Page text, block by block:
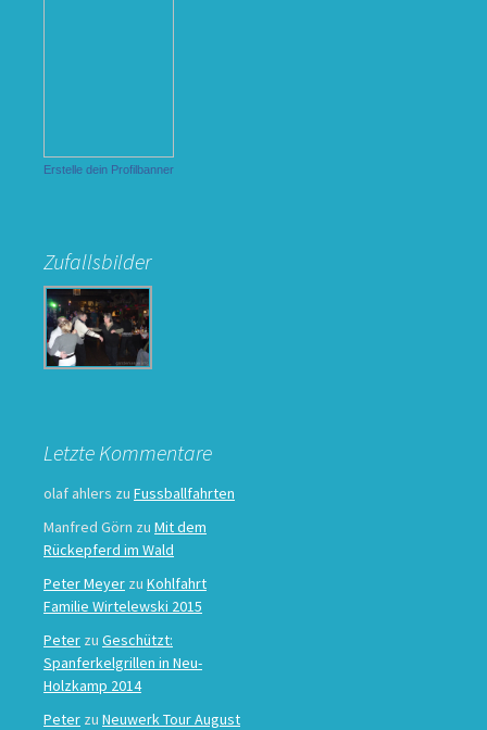
Erstelle dein Profilbanner
Zufallsbilder
Letzte Kommentare
olaf ahlers zu Fussballfahrten
Manfred Görn zu Mit dem
Rückepferd im Wald
Peter Meyer zu Kohlfahrt
Familie Wirtelewski 2015
Peter zu Geschützt:
Spanferkelgrillen in Neu-
Holzkamp 2014
Peter zu Neuwerk Tour August